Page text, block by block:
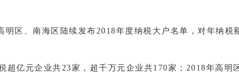
明区、南海区陆续发布2018年度纳税大户名单，对年纳税
超亿元企业共23家，超千万元企业共170家；2018年高